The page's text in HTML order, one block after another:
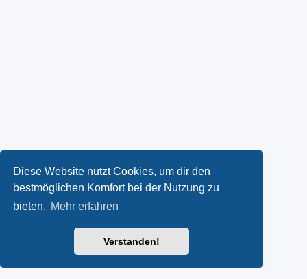
Diese Website nutzt Cookies, um dir den
bestmöglichen Komfort bei der Nutzung zu
bieten. Mehr erfahren
Verstanden!